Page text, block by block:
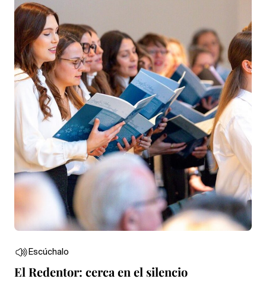
Escúchalo
El Redentor: cerca en el silencio